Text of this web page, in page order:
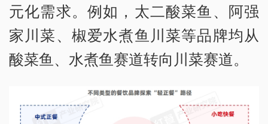
元化需求。例如，太二酸菜鱼、阿强
家川菜、椒爱水煮鱼川菜等品牌均从
酸菜鱼、水煮鱼赛道转向川菜赛道。